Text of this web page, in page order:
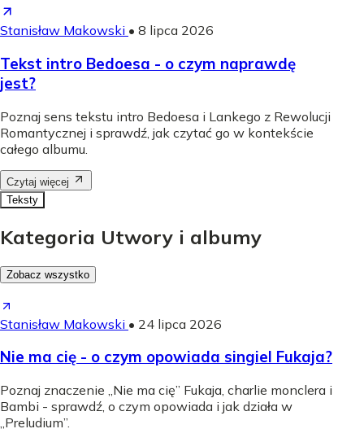
Stanisław Makowski • 8 lipca 2026
Tekst intro Bedoesa - o czym naprawdę
jest?
Poznaj sens tekstu intro Bedoesa i Lankego z Rewolucji
Romantycznej i sprawdź, jak czytać go w kontekście
całego albumu.
Czytaj więcej
Teksty
Kategoria Utwory i albumy
Zobacz wszystko
Stanisław Makowski • 24 lipca 2026
Nie ma cię - o czym opowiada singiel Fukaja?
Poznaj znaczenie „Nie ma cię” Fukaja, charlie monclera i
Bambi - sprawdź, o czym opowiada i jak działa w
„Preludium”.